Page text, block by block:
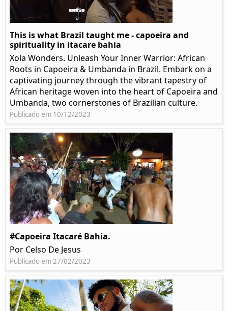
This is what Brazil taught me - capoeira and
spirituality in itacare bahia
Xola Wonders. Unleash Your Inner Warrior: African
Roots in Capoeira & Umbanda in Brazil. Embark on a
captivating journey through the vibrant tapestry of
African heritage woven into the heart of Capoeira and
Umbanda, two cornerstones of Brazilian culture.
Publicado em 10/12/2023
#Capoeira Itacaré Bahia.
Por Celso De Jesus
Publicado em 27/02/2023